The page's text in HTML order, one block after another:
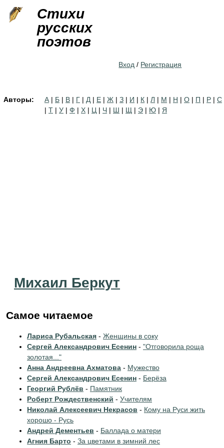
Стихи
русских
поэтов
Вход / Регистрация
Авторы: А | Б | В | Г | Д | Е | Ж | З | И | К | Л | М | Н | О | П | Р | С
| Т | У | Ф | Х | Ц | Ч | Ш | Щ | Э | Ю | Я
Михаил Беркут
Самое читаемое
Лариса Рубальская - Женщины в соку
Сергей Александрович Есенин - "Отговорила роща
золотая..."
Анна Андреевна Ахматова - Мужество
Сергей Александрович Есенин - Берёза
Георгий Рублёв - Памятник
Роберт Рождественский - Учителям
Николай Алексеевич Некрасов - Кому на Руси жить
хорошо - Русь
Андрей Дементьев - Баллада о матери
Агния Барто - За цветами в зимний лес